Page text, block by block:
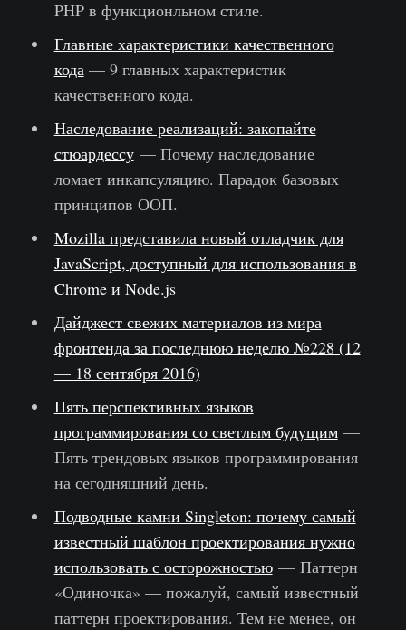
PHP в функционльном стиле.
Главные характеристики качественного
кода— 9 главных характеристик
качественного кода.
Наследование реализаций: закопайте
стюардессу— Почему наследование
ломает инкапсуляцию. Парадок базовых
принципов ООП.
Mozilla представила новый отладчик для
JavaScript, доступный для использования в
Chrome и Node.js
Дайджест свежих материалов из мира
фронтенда за последнюю неделю №228 (12
— 18 сентября 2016)
Пять перспективных языков
программирования со светлым будущим—
Пять трендовых языков программирования
на сегодняшний день.
Подводные камни Singleton: почему самый
известный шаблон проектирования нужно
использовать с осторожностью— Паттерн
«Одиночка» — пожалуй, самый известный
паттерн проектирования. Тем не менее, он